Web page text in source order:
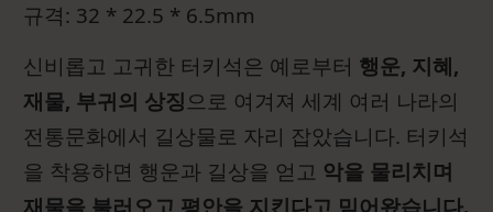
규격: 32 * 22.5 * 6.5mm
신비롭고 고귀한 터키석은 예로부터 행운, 지혜,
재물, 부귀의 상징으로 여겨져 세계 여러 나라의
전통문화에서 길상물로 자리 잡았습니다. 터키석
을 착용하면 행운과 길상을 얻고 악을 물리치며